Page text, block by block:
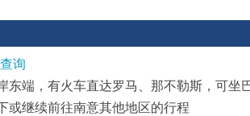
询
东端，有火车直达罗马、那不勒斯，可
或继续前往南意其他地区的行程